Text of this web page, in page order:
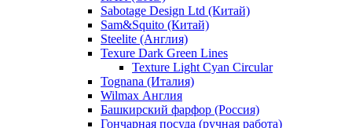
Sabotage Design Ltd (Китай)
Sam&Squito (Китай)
Steelite (Англия)
Texure Dark Green Lines
Texture Light Cyan Circular
Tognana (Италия)
Wilmax Англия
Башкирский фарфор (Россия)
Гончарная посуда (ручная работа)